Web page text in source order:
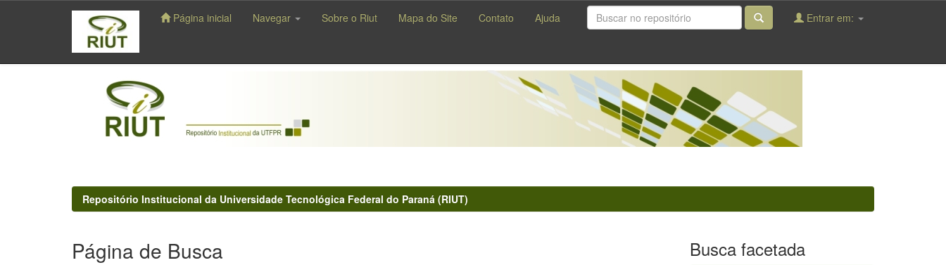
navigation
Página inicial Navegar Sobre o Riut Mapa do Site Contato Ajuda Entrar em:
Repositório Institucional da Universidade Tecnológica Federal do Paraná (RIUT)
Página de Busca Busca facetada